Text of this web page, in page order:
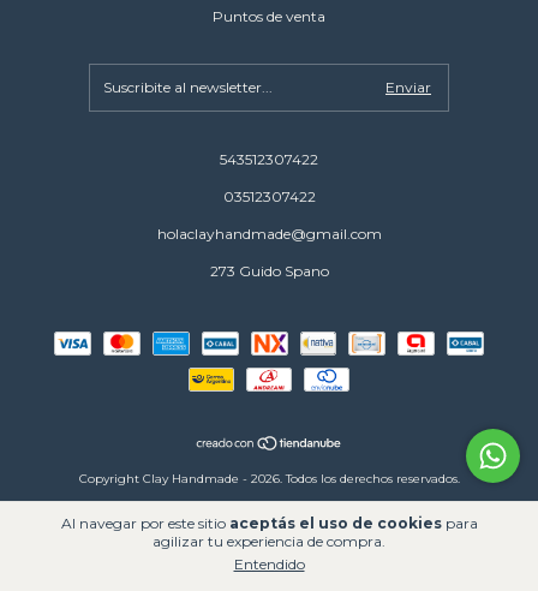
Al navegar por este sitio aceptás el uso de cookiespara
agilizar tu experiencia de compra.
Entendido
Puntos de venta
543512307422
03512307422
holaclayhandmade@gmail.com
273 Guido Spano
Copyright Clay Handmade - 2026. Todos los derechos reservados.
Defensa de las y los consumidores. Para reclamos
ingresá acá.
Botón de arrepentimiento